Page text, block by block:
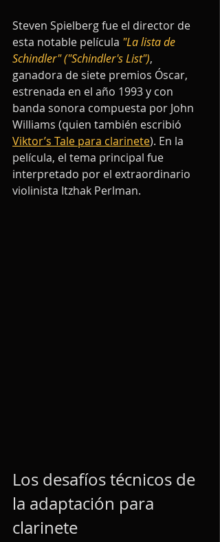
Steven Spielberg fue el director de
esta notable película "La lista de
Schindler" ("Schindler's List"),
ganadora de siete premios Óscar,
estrenada en el año 1993 y con
banda sonora compuesta por John
Williams (quien también escribió
Viktor’s Tale para clarinete). En la
película, el tema principal fue
interpretado por el extraordinario
violinista Itzhak Perlman.
Los desafíos técnicos de
la adaptación para
clarinete